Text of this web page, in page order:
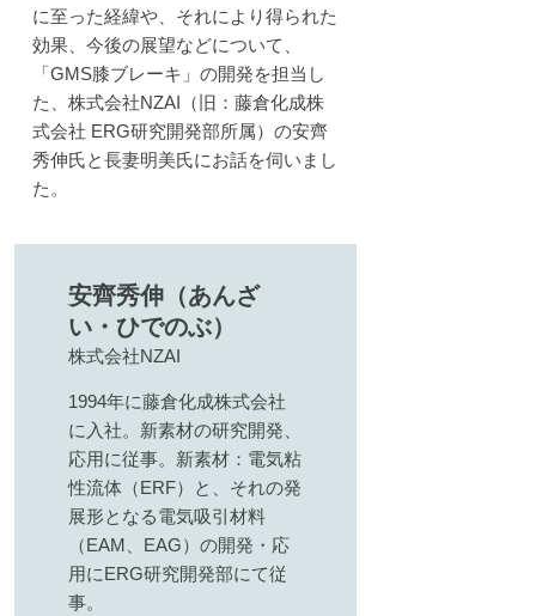
に至った経緯や、それにより得られた
効果、今後の展望などについて、
「GMS膝ブレーキ」の開発を担当し
た、株式会社NZAI（旧：藤倉化成株
式会社 ERG研究開発部所属）の安齊
秀伸氏と長妻明美氏にお話を伺いまし
た。
安齊秀伸（あんざ
い・ひでのぶ）
株式会社NZAI
1994年に藤倉化成株式会社
に入社。新素材の研究開発、
応用に従事。新素材：電気粘
性流体（ERF）と、それの発
展形となる電気吸引材料
（EAM、EAG）の開発・応
用にERG研究開発部にて従
事。